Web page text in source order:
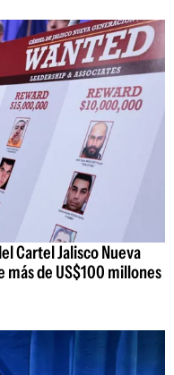
Cartel Jalisco Nueva
más de US$100 millones